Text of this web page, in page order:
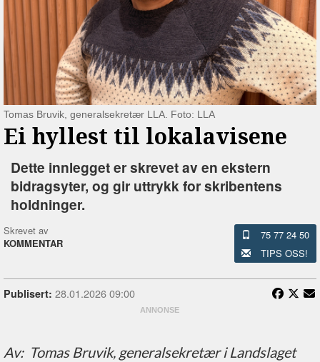
Tomas Bruvik, generalsekretær LLA. Foto: LLA
Ei hyllest til lokalavisene
Dette innlegget er skrevet av en ekstern
bidragsyter, og gir uttrykk for skribentens
holdninger.
Skrevet av
KOMMENTAR
75 77 24 50
TIPS OSS!
Publisert: 28.01.2026 09:00
Av: Tomas Bruvik, generalsekretær i Landslaget